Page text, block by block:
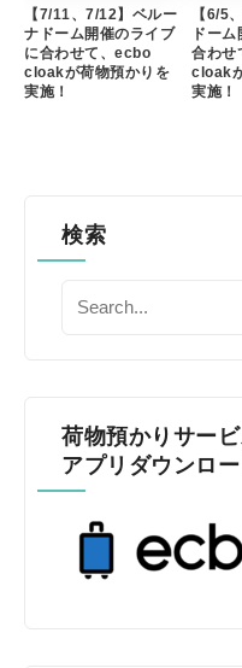
【7/11、7/12】ベルー
ナドーム開催のライブ
に合わせて、ecbo
cloakが荷物預かりを
実施！
【6/5
ドー
合わせ
cloak
実施！
検索
荷物預かりサー
アプリダウンロ